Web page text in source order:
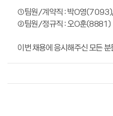
①팀원/계약직 :박O영(7093),
②팀원/정규직 : 오O훈(8881)
이번 채용에 응시해주신 모든